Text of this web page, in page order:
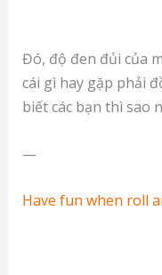
Đó, độ đen đủi của
cái gì hay gặp phải
biết các bạn thì sao
—
Have fun when roll